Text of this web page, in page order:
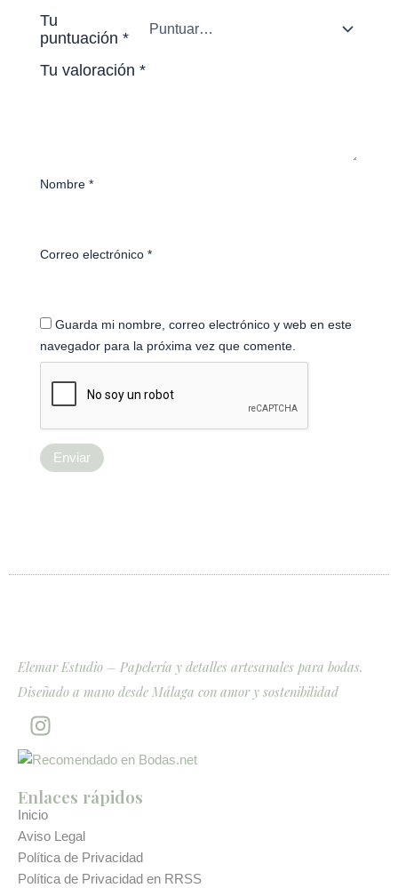
Tu
puntuación*
Tu valoración*
Nombre*
Correo electrónico*
Guarda mi nombre, correo electrónico y web en este
navegador para la próxima vez que comente.
Elemar Estudio – Papelería y detalles artesanales para bodas.
Diseñado a mano desde Málaga con amor y sostenibilidad
I
n
s
a
g
r
a
Enlaces rápidos
Inicio
Aviso Legal
Política de Privacidad
Política de Privacidad en RRSS